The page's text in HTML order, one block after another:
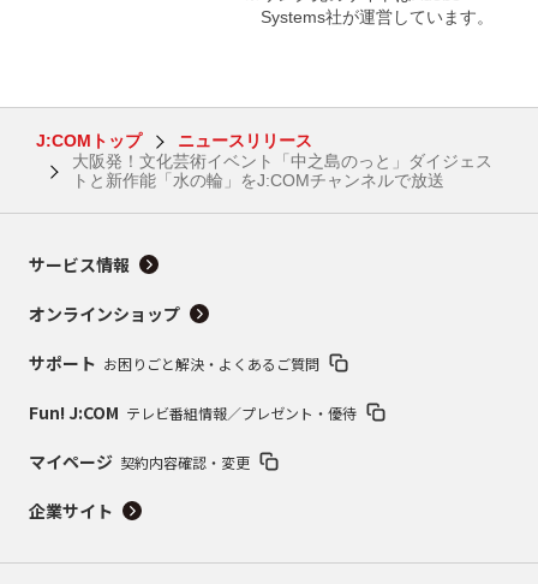
Systems社が運営しています。
J:COMトップ
ニュースリリース
大阪発！文化芸術イベント「中之島のっと」ダイジェス
トと新作能「水の輪」をJ:COMチャンネルで放送
サービス情報
オンラインショップ
サポート お困りごと解決・よくあるご質問
Fun! J:COM テレビ番組情報／プレゼント・優待
マイページ 契約内容確認・変更
企業サイト